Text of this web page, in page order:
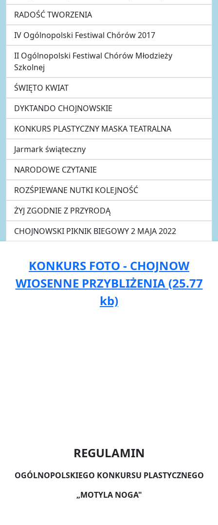
RADOŚĆ TWORZENIA
IV Ogólnopolski Festiwal Chórów 2017
II Ogólnopolski Festiwal Chórów Młodzieży
Szkolnej
ŚWIĘTO KWIAT
DYKTANDO CHOJNOWSKIE
KONKURS PLASTYCZNY MASKA TEATRALNA
Jarmark świąteczny
NARODOWE CZYTANIE
ROZŚPIEWANE NUTKI KOLEJNOŚĆ
ŻYJ ZGODNIE Z PRZYRODĄ
CHOJNOWSKI PIKNIK BIEGOWY 2 MAJA 2022
KONKURS FOTO - CHOJNOW
WIOSENNE PRZYBLIŻENIA (25.77
kb)
REGULAMIN
OGÓLNOPOLSKIEGO KONKURSU PLASTYCZNEGO
„MOTYLA NOGA"